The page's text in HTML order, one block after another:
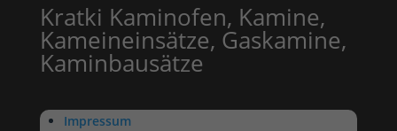
Kratki Kaminofen, Kamine,
Kameineinsätze, Gaskamine,
Kaminbausätze
Impressum